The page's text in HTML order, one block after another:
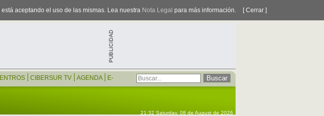
aceptando el uso de las mismas. Lea nuestra Nota Legal para más información. [ Cerrar ]
CIBERSUR TV AGENDA
E-
21:32 Saturday, 08 de August de 2026